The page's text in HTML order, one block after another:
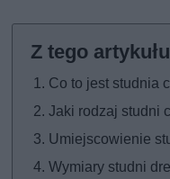
Co to jest studnia
Jaki rodzaj studni
Umiejscowienie
Wymiary studni